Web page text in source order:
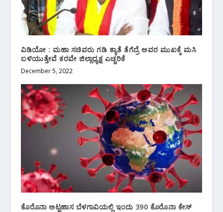
ವಿಡಿಯೋ : ಮಹಾ ಸಚಿವರು ಗಡಿ ಕ್ಯಾತೆ ತೆಗೆದ್ರೆ ಅವರ ಮುಖಕ್ಕೆ ಮಸಿ
ಬಳಿಯುತ್ತೇವೆ ಕರವೇ ಜಿಲ್ಲಾಧ್ಯಕ್ಷ ಎಚ್ಚರಿಕೆ
December 5, 2022
ಕೊರೊನಾ ಅಟ್ಟಹಾಸ ಬೆಳಗಾವಿಯಲ್ಲಿ ಇಂದು 390 ಕೊರೊನಾ ಕೇಸ್